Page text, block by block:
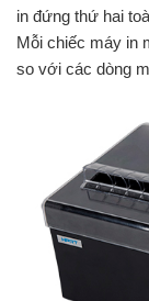
in đứng
Mỗi chiếc máy in
so với các dòng